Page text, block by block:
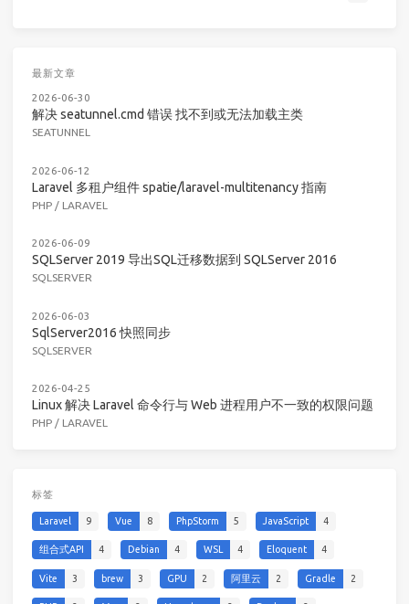
最新文章
2026-06-30
解决 seatunnel.cmd 错误 找不到或无法加载主类
SEATUNNEL
2026-06-12
Laravel 多租户组件 spatie/laravel-multitenancy 指南
PHP / LARAVEL
2026-06-09
SQLServer 2019 导出SQL迁移数据到 SQLServer 2016
SQLSERVER
2026-06-03
SqlServer2016 快照同步
SQLSERVER
2026-04-25
Linux 解决 Laravel 命令行与 Web 进程用户不一致的权限问题
PHP / LARAVEL
标签
Laravel 9 Vue 8 PhpStorm 5 JavaScript 4
组合式API 4 Debian 4 WSL 4 Eloquent 4
Vite 3 brew 3 GPU 2 阿里云 2 Gradle 2